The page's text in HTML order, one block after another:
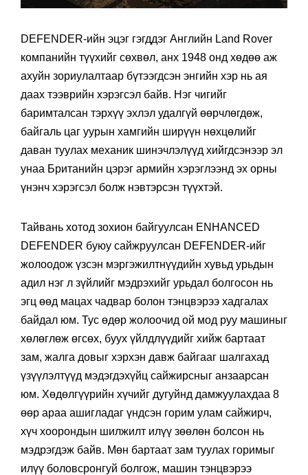
DEFENDER-ийн эцэг гэгддэг Английн Land Rover
компанийн түүхийг сөхвөл, анх 1948 онд хөдөө аж
ахуйн зориулалтаар бүтээгдсэн энгийн хэр нь ая
даах тээврийн хэрэгсэл байв. Нэг чигийг
баримталсан тэрхүү эхлэл удалгүй өөрчлөгдөж,
байгаль цаг уурын хамгийн ширүүн нөхцөлийг
даван туулах механик шинэчлэлүүд хийгдсэнээр эл
унаа Британийн цэрэг армийн хэрэглээнд эх орны
үнэнч хэрэгсэл болж нэвтэрсэн түүхтэй.
Тайвань хотод зохион байгуулсан ENHANCED
DEFENDER буюу сайжруулсан DEFENDER-ийг
жолоодож үзсэн мэргэжилтнүүдийн хувьд урьдын
адил нэг л зүйлийг мэдрэхийг урьдал болгосон нь
эгц өөд мацах чадвар болон тэнцвэрээ хадгалах
байдал юм. Тус өдөр жолоочид ой мод руу машиныг
хөлөглөж өгсөх, буух үйлдлүүдийг хийж бартаат
зам, жалга довыг хэрхэн давж байгааг шалгахад
үзүүлэлтүүд мэдэгдэхүйц сайжирсныг анзаарсан
юм. Хөдөлгүүрийн хүчийг дугуйнд дамжуулахдаа 8
өөр араа ашигладаг үндсэн горим улам сайжирч,
хүч хоорондын шилжилт илүү зөөлөн болсон нь
мэдрэгдэж байв. Мөн бартаат зам туулах горимыг
илүү боловсронгуй болгож, машин тэнцвэрээ